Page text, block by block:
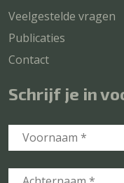
Veelgestelde vragen
Publicaties
Contact
Schrijf je in